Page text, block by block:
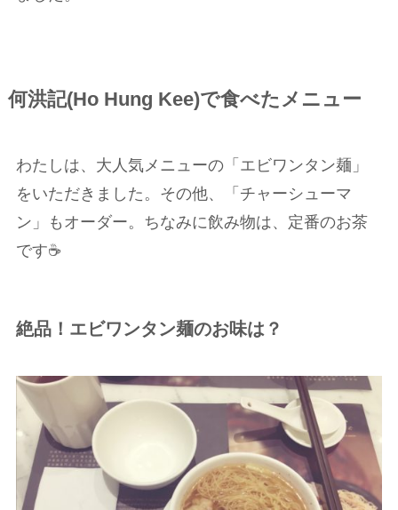
何洪記(Ho Hung Kee)で食べたメニュー
わたしは、大人気メニューの「エビワンタン麺」
をいただきました。その他、「チャーシューマ
ン」もオーダー。ちなみに飲み物は、定番のお茶
です☕️
絶品！エビワンタン麺のお味は？